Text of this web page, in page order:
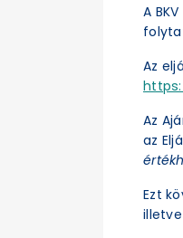
A
Az
Az
az
Ezt